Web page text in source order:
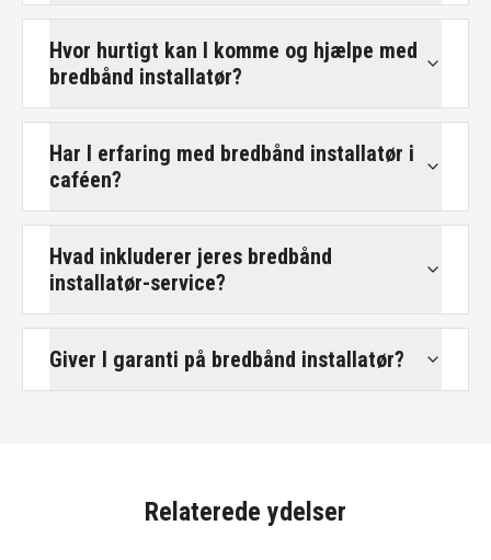
Hvor hurtigt kan I komme og hjælpe med
bredbånd installatør?
Har I erfaring med bredbånd installatør i
caféen?
Hvad inkluderer jeres bredbånd
installatør-service?
Giver I garanti på bredbånd installatør?
Relaterede ydelser